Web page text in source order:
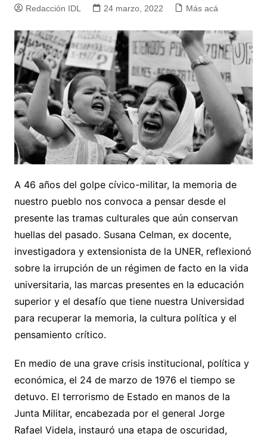
Redacción IDL 24 marzo, 2022 Más acá
A 46 años del golpe cívico-militar, la memoria de
nuestro pueblo nos convoca a pensar desde el
presente las tramas culturales que aún conservan
huellas del pasado. Susana Celman, ex docente,
investigadora y extensionista de la UNER, reflexionó
sobre la irrupción de un régimen de facto en la vida
universitaria, las marcas presentes en la educación
superior y el desafío que tiene nuestra Universidad
para recuperar la memoria, la cultura política y el
pensamiento crítico.
En medio de una grave crisis institucional, política y
económica, el 24 de marzo de 1976 el tiempo se
detuvo. El terrorismo de Estado en manos de la
Junta Militar, encabezada por el general Jorge
Rafael Videla, instauró una etapa de oscuridad,